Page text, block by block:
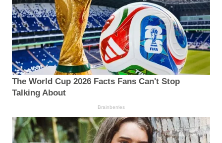
The World Cup 2026 Facts Fans Can't Stop
Talking About
Brainberries